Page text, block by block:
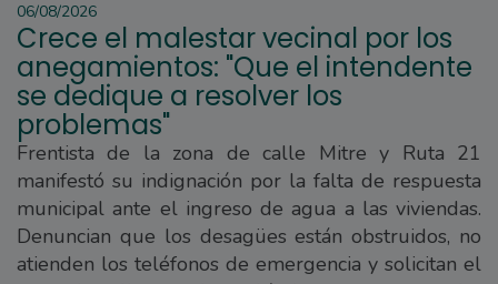
06/08/2026
Crece el malestar vecinal por los
anegamientos: "Que el intendente
se dedique a resolver los
problemas"
Frentista de la zona de calle Mitre y Ruta 21
manifestó su indignación por la falta de respuesta
municipal ante el ingreso de agua a las viviendas.
Denuncian que los desagües están obstruidos, no
atienden los teléfonos de emergencia y solicitan el